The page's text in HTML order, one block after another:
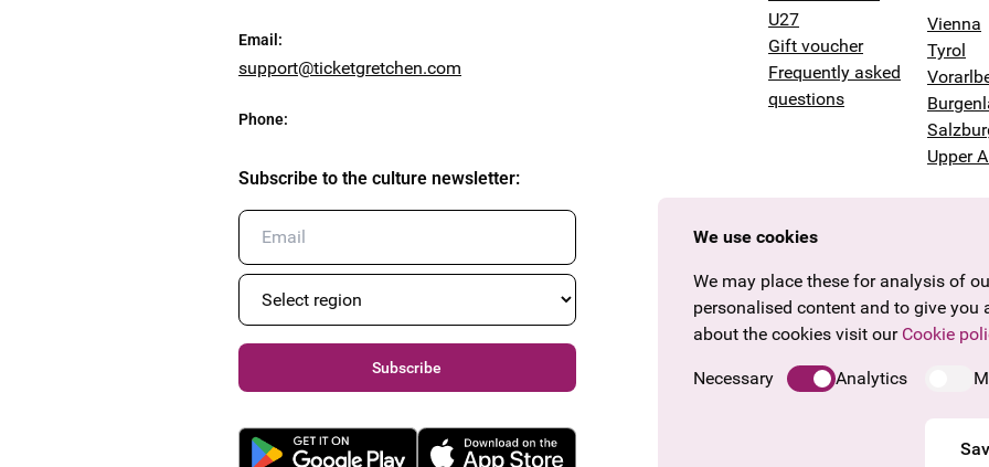
Email :
support@ticketgretchen.com
Phone:
Subscribe to the culture newsletter:
Subscribe
U27
Gift voucher
Frequently asked
questions
Vienna
Tyrol
Upper
We use cookies
We may place these for analysis of
personalised content and to give you
about the cookies visit our Cookie
Necessary Analytics